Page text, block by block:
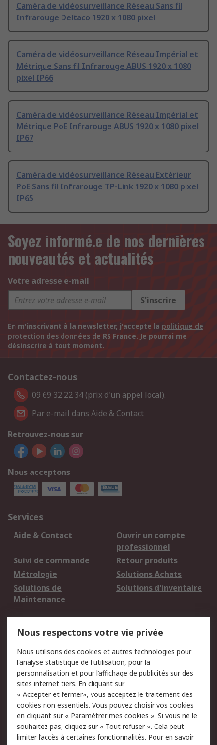
Caméra de vidéosurveillance Réseau Sans fil
Infrarouge Deltaco 1920 x 1080 pixel
Caméra de vidéosurveillance Réseau Impérial et
Métrique Sans fil Infrarouge ABUS 1920 x 1080
pixel IP66
Caméra de vidéosurveillance Réseau Impérial et
Métrique PoE Infrarouge ABUS 1920 x 1080 pixel
IP67
Caméra de vidéosurveillance Réseau Extérieur
PoE Sans fil Infrarouge TP-Link 1920 x 1080 pixel
IP65
Soyez informé.e de nos dernières
nouveautés et actualités
Votre adresse e-mail
S'inscrire
En m'inscrivant à la newsletter, j'accepte la politique de
protection des données de RS France. Je pourrai me
désinscrire à tout moment.
Contactez-nous
09 69 32 22 34 (prix d'un appel local).
Par e-mail dans Aide & Contact
Retrouvez-nous sur
Nous acceptons
Services
Aide & Contact
Ouvrir un compte
professionnel
Suivi de commande
Retour produits
Métrologie
Solutions Achats
Solutions de
Maintenance
Solutions d'inventaire
du site
Politique de protection
des données - Mise à
jour
Sécurité des E-mails
Conditions générales
de vente
Politique anti-
corruption
Campagnes marketing
Nous respectons votre vie privée
Nous utilisons des cookies et autres technologies pour
l'analyse statistique de l'utilisation, pour la
personnalisation et pour l’affichage de publicités sur des
sites internet tiers. En cliquant sur
« Accepter et fermer», vous acceptez le traitement des
cookies non essentiels. Vous pouvez choisir vos cookies
en cliquant sur « Paramétrer mes cookies ». Si vous ne le
souhaitez pas, cliquez sur « Tout refuser ». Cela peut
limiter l’accès à certaines fonctionnalités. Pour en savoir